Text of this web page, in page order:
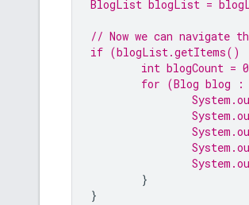
BlogList blogList =
// Now we can navigate
if
int blogCount =
for (Blog blog
System.
System.
System.
System.
System.
}
}